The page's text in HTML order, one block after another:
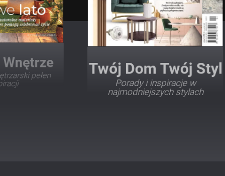
Twój Dom Twój Styl
Porady i inspiracje w
najmodniejszych stylach